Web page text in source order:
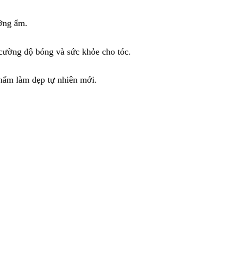
ẩm.
độ bóng và sức khỏe cho tóc.
làm đẹp tự nhiên mới.